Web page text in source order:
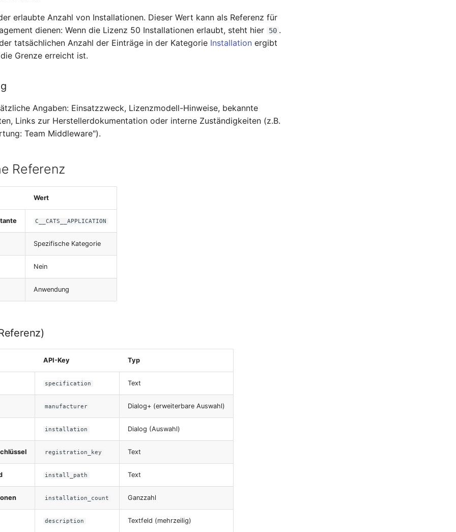
erlaubte Anzahl von Installationen. Dieser Wert kann als Referenz für
dienen: Wenn die Lizenz 50 Installationen erlaubt, steht hier
50 .
tatsächlichen Anzahl der Einträge in der Kategorie Installation ergibt
Grenze erreicht ist.
Angaben: Einsatzzweck, Lizenzmodell-Hinweise, bekannte
Links zur Herstellerdokumentation oder interne Zuständigkeiten (z.B.
Team Middleware").
Referenz
Wert
C__CATS__APPLICATION
Spezifische Kategorie
Nein
Anwendung
API-Key Typ
specification Text
manufacturer Dialog+ (erweiterbare Auswahl)
installation Dialog (Auswahl)
registration_key Text
install_path Text
installation_count Ganzzahl
description Textfeld (mehrzeilig)